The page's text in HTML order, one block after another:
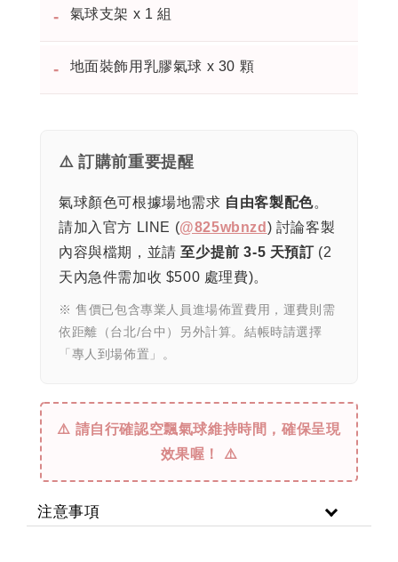
- 氣球支架 x 1 組
- 地面裝飾用乳膠氣球 x 30 顆
⚠️ 訂購前重要提醒
氣球顏色可根據場地需求 自由客製配色。
請加入官方 LINE (@825wbnzd ) 討論客製
內容與檔期，並請至少提前 3-5 天預訂(2
天內急件需加收 $500 處理費)。
※ 售價已包含專業人員進場佈置費用，運費則需
依距離（台北/台中）另外計算。結帳時請選擇
「專人到場佈置」。
⚠️ 請自行確認空飄氣球維持時間，確保呈現
效果喔！ ⚠️
注意事項